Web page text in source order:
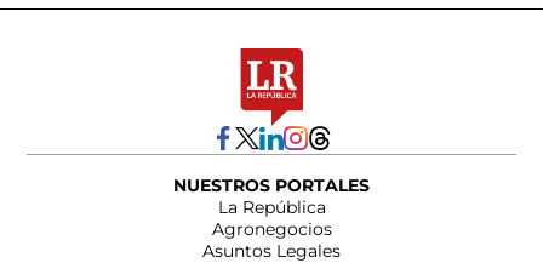
NUESTROS PORTALES
La República
Agronegocios
Asuntos Legales